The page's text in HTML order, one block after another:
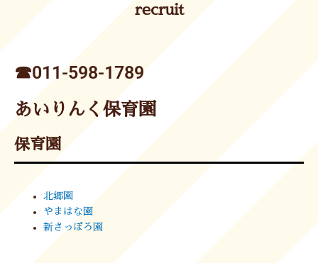
recruit
☎︎011-598-1789
あいりんく保育園
保育園
北郷園
やまはな園
新さっぽろ園